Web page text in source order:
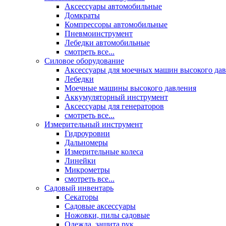
Аксессуары автомобильные
Домкраты
Компрессоры автомобильные
Пневмоинструмент
Лебедки автомобильные
смотреть все...
Силовое оборудование
Аксессуары для моечных машин высокого
Лебедки
Моечные машины высокого давления
Аккумуляторный инструмент
Аксессуары для генераторов
смотреть все...
Измерительный инструмент
Гидроуровни
Дальномеры
Измерительные колеса
Линейки
Микрометры
смотреть все...
Садовый инвентарь
Секаторы
Садовые аксессуары
Ножовки, пилы садовые
Одежда, защита рук